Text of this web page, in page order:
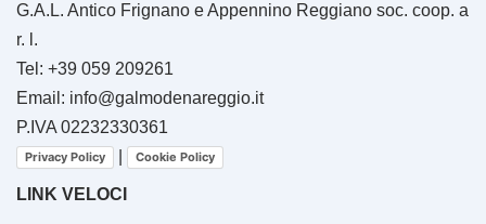
G.A.L. Antico Frignano e Appennino Reggiano soc. coop. a
r. l.
Tel: +39 059 209261
Email: info@galmodenareggio.it
P.IVA 02232330361
Privacy Policy Cookie Policy
LINK VELOCI